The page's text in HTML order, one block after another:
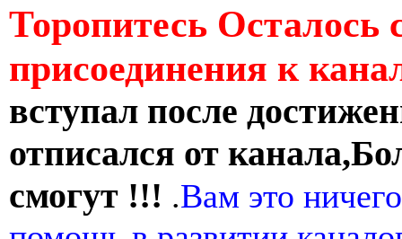
Торопитесь Осталось
присоединения к
вступал после
отписался от
смогут !!! .Вам это